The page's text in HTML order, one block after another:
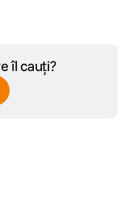
îl cauți?